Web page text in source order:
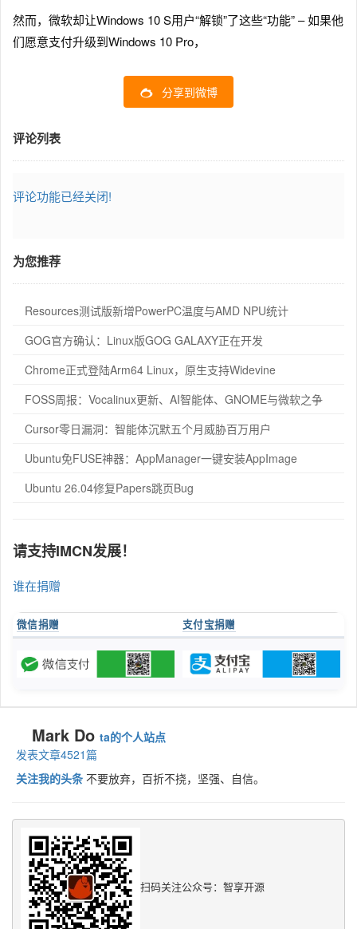
然而，微软却让Windows 10 S用户“解锁”了这些“功能” – 如果他
们愿意支付升级到Windows 10 Pro，
分享到微博
评论列表
评论功能已经关闭!
为您推荐
Resources测试版新增PowerPC温度与AMD NPU统计
GOG官方确认：Linux版GOG GALAXY正在开发
Chrome正式登陆Arm64 Linux，原生支持Widevine
FOSS周报：Vocalinux更新、AI智能体、GNOME与微软之争
Cursor零日漏洞：智能体沉默五个月威胁百万用户
Ubuntu免FUSE神器：AppManager一键安装AppImage
Ubuntu 26.04修复Papers跳页Bug
请支持IMCN发展！
谁在捐赠
微信捐赠 支付宝捐赠
Mark Do ta的个人站点
发表文章4521篇
关注我的头条 不要放弃，百折不挠，坚强、自信。
扫码关注公众号：智享开源